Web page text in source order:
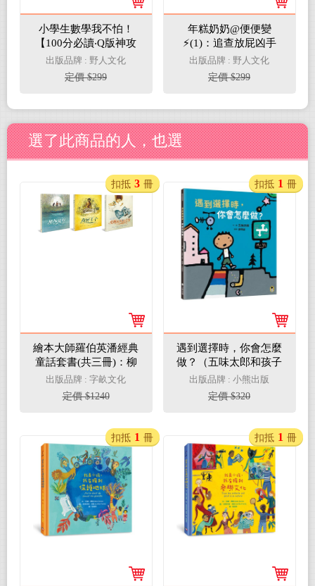
小學生數學我不怕！
【100分必讀‧Q版神攻
略】No.1學霸李小白遇
上難題， 多多老師神救
援
出版品牌 : 野人文化
定價 $299
年糕奶奶@便便變
⚡️(1)：追查放屁凶手
出版品牌 : 野人文化
定價 $299
選了此商品的人，也選
繪本大師羅伯英潘經典
童話套書(共三冊)：柳
林風聲+森林王子+愛麗
絲漫遊奇境
出版品牌 : 字畝文化
定價 $1240
扣抵 3 冊
遇到選擇時，你會怎麼
做？（五味太郎和孩子
對話的繪本）
出版品牌 : 小熊出版
定價 $320
扣抵 1 冊
扣抵 1 冊 扣抵 1 冊